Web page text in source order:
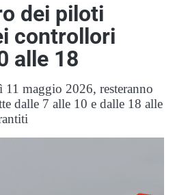
dei piloti
controllori
alle 18
maggio 2026, resteranno
dalle 7 alle 10 e dalle 18 alle